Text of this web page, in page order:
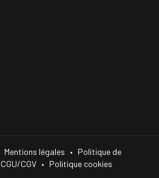
Mentions légales • Politique de
CGU/CGV • Politique cookies